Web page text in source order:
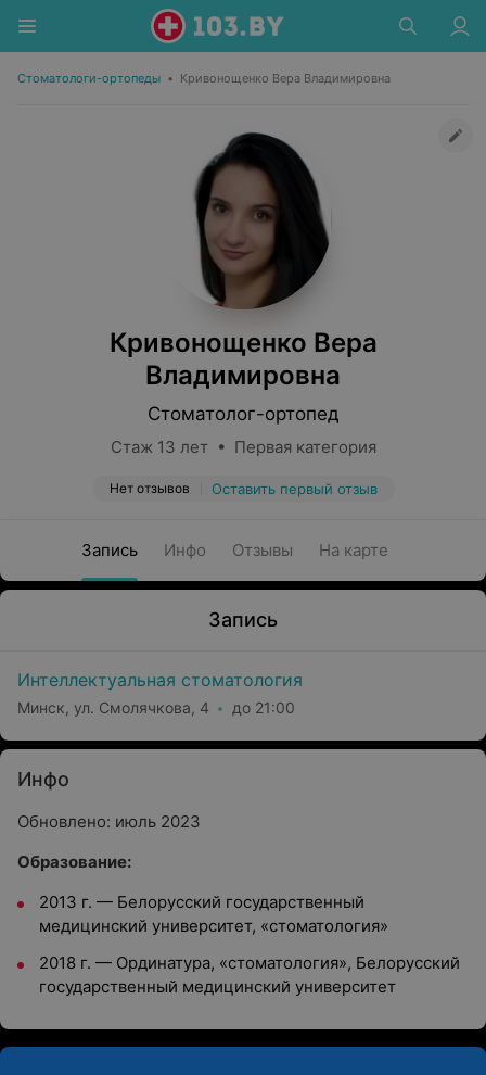
Стоматологи-ортопеды • Кривонощенко Вера Владимировна
Кривонощенко Вера
Владимировна
Стоматолог-ортопед
Стаж 13 лет • Первая категория
Нет отзывов Оставить первый отзыв
Запись Инфо Отзывы На карте
Запись
Интеллектуальная стоматология
Минск, ул. Смолячкова, 4 до 21:00
Инфо
Обновлено: июль 2023
Образование:
2013 г. — Белорусский государственный
медицинский университет, «стоматология»
2018 г. — Ординатура, «стоматология», Белорусский
государственный медицинский университет